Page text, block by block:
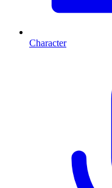
Character